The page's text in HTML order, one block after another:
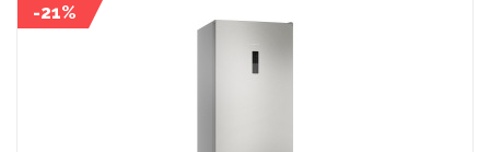
-21%